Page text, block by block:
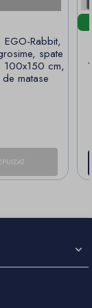
EGO-Rabbit,
spate
100x150 cm,
matase